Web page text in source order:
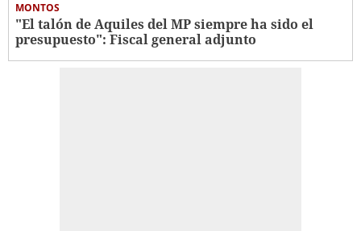
MONTOS
"El talón de Aquiles del MP siempre ha sido el
presupuesto": Fiscal general adjunto